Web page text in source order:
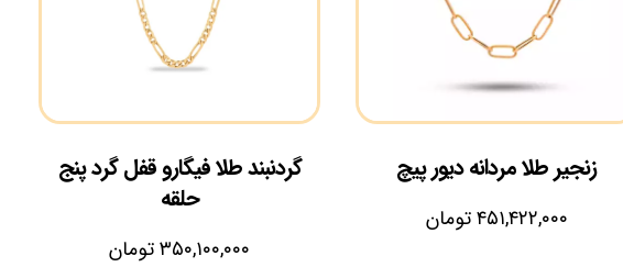
زنجیر طلا مردانه دیور پیچ
۴۵۱,۴۲۲,۰۰۰تومان
گردنبند طلا فیگارو قفل گرد پنج
حلقه
۳۵۰,۱۰۰,۰۰۰تومان